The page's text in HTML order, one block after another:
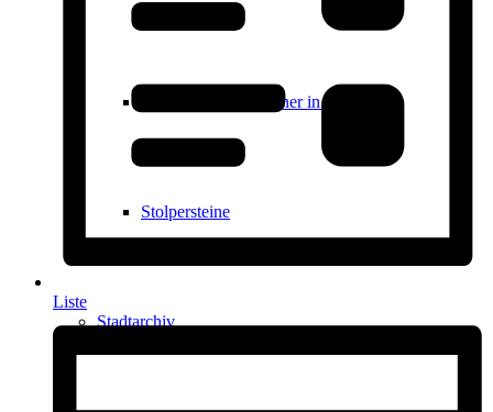
Ernst Ludwig Kirchner in Königstein
Stolpersteine
Stadtarchiv
Liste